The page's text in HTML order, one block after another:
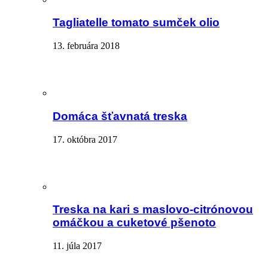
Tagliatelle tomato sumček olio
13. februára 2018
Domáca šťavnatá treska
17. októbra 2017
Treska na kari s maslovo-citrónovou
omáčkou a cuketové pšenoto
11. júla 2017